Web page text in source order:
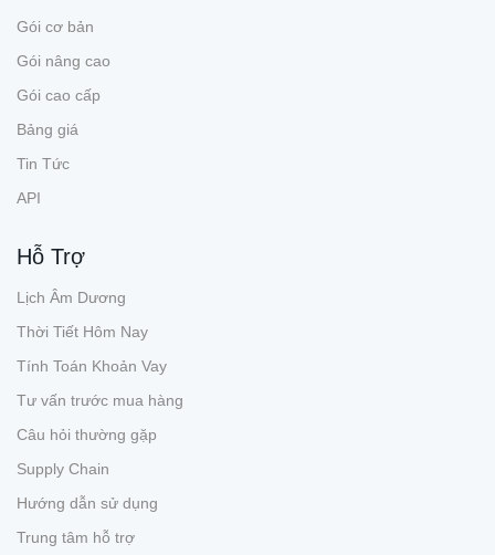
Gói cơ bản
Gói nâng cao
Gói cao cấp
Bảng giá
Tin Tức
API
Hỗ Trợ
Lịch Âm Dương
Thời Tiết Hôm Nay
Tính Toán Khoản Vay
Tư vấn trước mua hàng
Câu hỏi thường gặp
Supply Chain
Hướng dẫn sử dụng
Trung tâm hỗ trợ